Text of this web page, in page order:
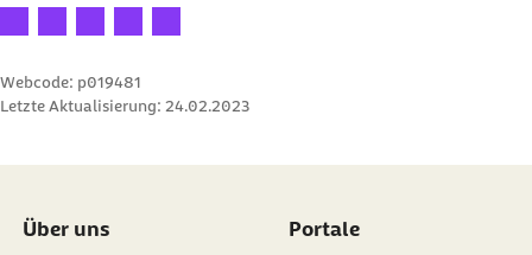
Ihre Bewertung: 1 Stern
Ihre Bewertung: 2 Sterne
Ihre Bewertung: 3 Sterne
Ihre Bewertung: 4 Sterne
Ihre Bewertung: 5 Sterne
Webcode: p019481
Letzte Aktualisierung: 24.02.2023
Über uns Portale